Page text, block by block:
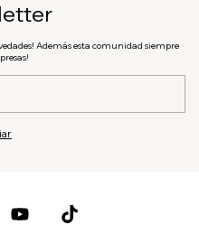
Además esta comunidad siempre